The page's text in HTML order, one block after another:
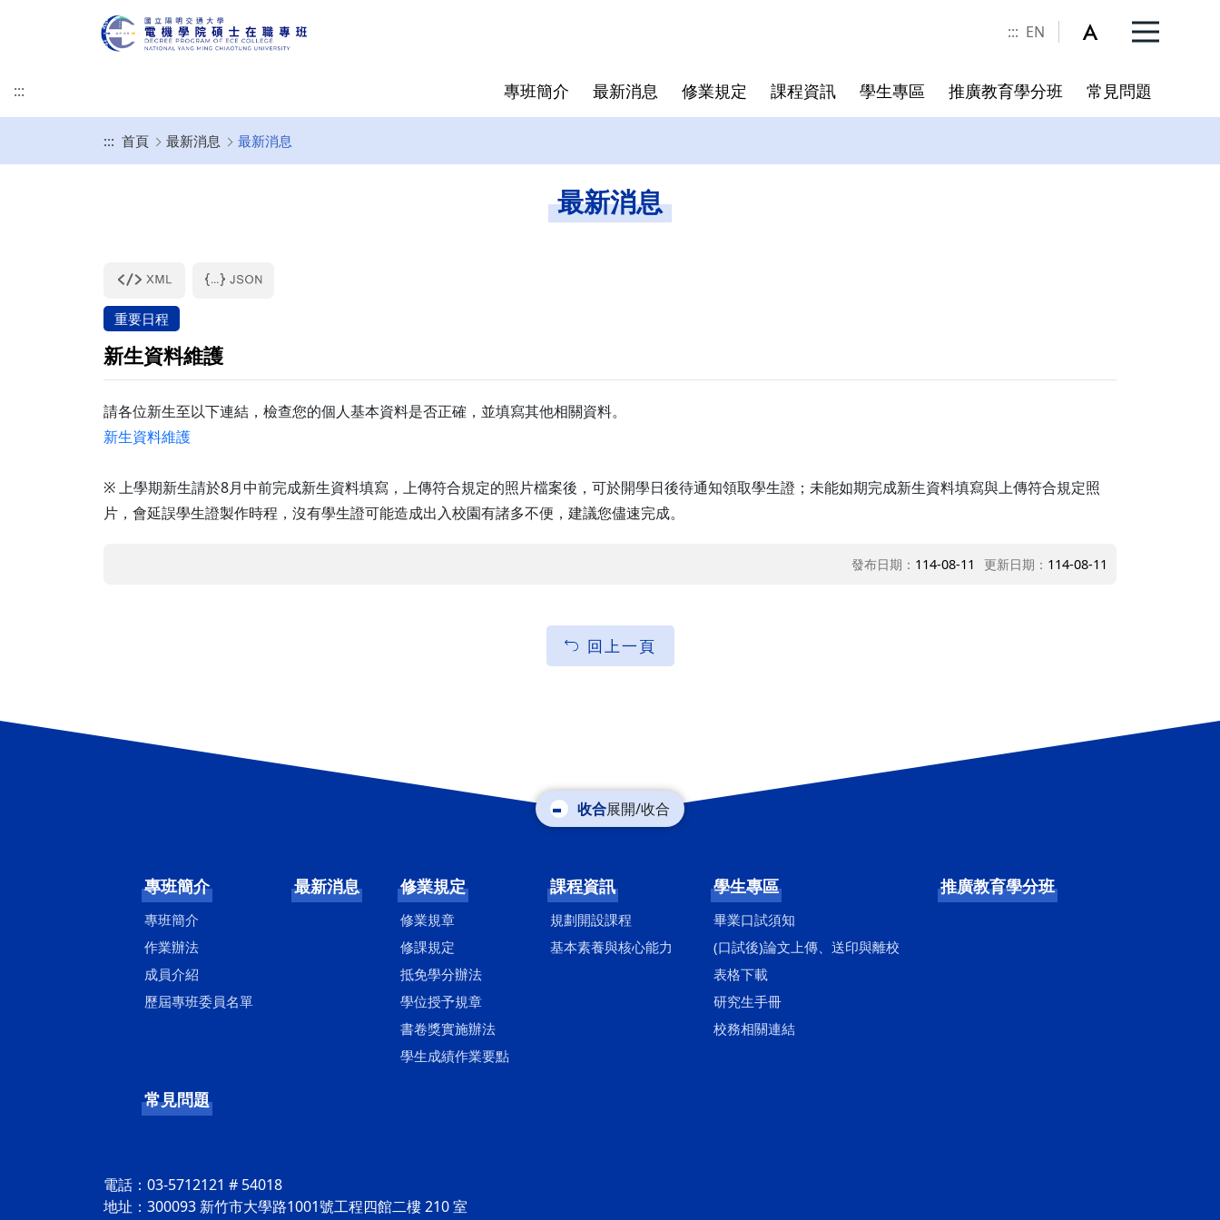
::: EN
::: 專班簡介
作業辦法
最新消息 修業規定
修課規定
課程資訊
規劃開設課程 基本素養與核心能力
學生專區
畢業口試須知
(口試後)論文上傳、送印與離
推廣教育學分班 常見問題
::: 首頁 最新消息 最新消息
最新消息
重要日程
新生資料維護
請各位新生至以下連結，檢查您的個人基本資料是否正確，並填寫其他相關資料。
新生資料維護
※ 上學期新生請於8月中前完成新生資料填寫，上傳符合規定的照片檔案後，可於開學日後待通知領取學生證；未能如期完成新生資料填寫與上傳符合規定照
片，會延誤學生證製作時程，沒有學生證可能造成出入校園有諸多不便，建議您儘速完成。
發布日期： 114-08-11 更新日期： 114-08-11
回上一頁
展開/收合
專班簡介
專班簡介
作業辦法
成員介紹
歷屆專班委員名單
最新消息 修業規定
修業規章
修課規定
抵免學分辦法
學位授予規章
書卷獎實施辦法
學生成績作業要點
課程資訊
規劃開設課程
基本素養與核心能力
學生專區
畢業口試須知
(口試後)論文上傳、送印與離校
表格下載
研究生手冊
校務相關連結
推廣教育學分班
常見問題
電話：03-5712121 # 54018
地址：300093 新竹市大學路1001號工程四館二樓 210 室